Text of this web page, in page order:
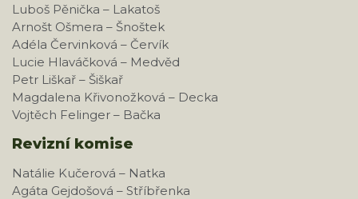
Luboš Pěnička – Lakatoš
Arnošt Ošmera – Šnoštek
Adéla Červinková – Červík
Lucie Hlaváčková – Medvěd
Petr Liškař – Šiškař
Magdalena Křivonožková – Decka
Vojtěch Felinger – Bačka
Revizní komise
Natálie Kučerová – Natka
Agáta Gejdošová – Stříbřenka